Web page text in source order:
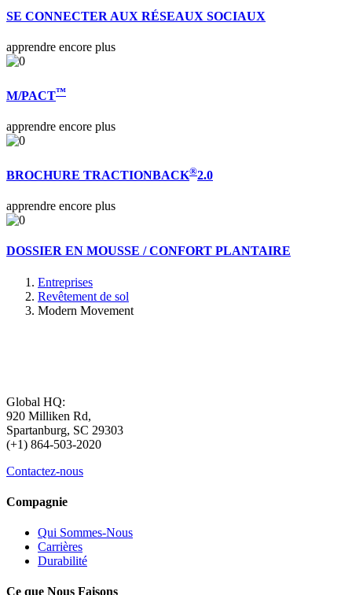
SE CONNECTER AUX RÉSEAUX SOCIAUX
apprendre encore plus
M/PACT™
apprendre encore plus
BROCHURE TRACTIONBACK®2.0
apprendre encore plus
DOSSIER EN MOUSSE / CONFORT PLANTAIRE
Entreprises
Revêtement de sol
Modern Movement
Global HQ:
920 Milliken Rd,
Spartanburg, SC 29303
(+1) 864-503-2020
Contactez-nous
Compagnie
Qui Sommes-Nous
Carrières
Durabilité
Ce que Nous Faisons